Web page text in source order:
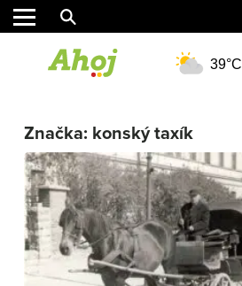
REGIÓN
ŠPORT
KULTÚRA
FOTKY
VIDEO
MIX
39°C
Značka: konský taxík